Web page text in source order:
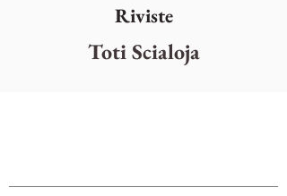
Toti Scialoja
Riviste